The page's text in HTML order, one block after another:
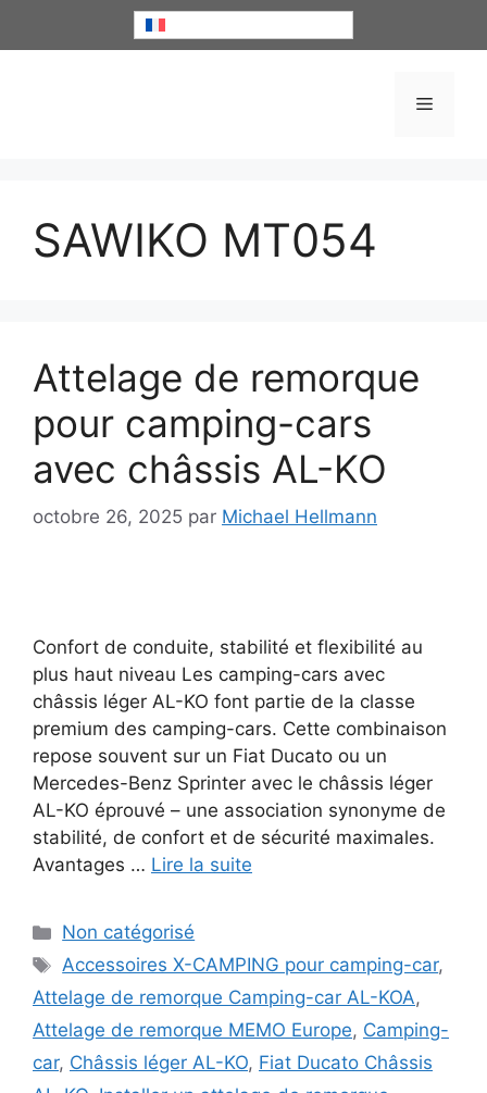
Menu
SAWIKO MT054
Attelage de remorque
pour camping-cars
avec châssis AL-KO
octobre 26, 2025 par Michael Hellmann
Confort de conduite, stabilité et flexibilité au
plus haut niveau Les camping-cars avec
châssis léger AL-KO font partie de la classe
premium des camping-cars. Cette combinaison
repose souvent sur un Fiat Ducato ou un
Mercedes-Benz Sprinter avec le châssis léger
AL-KO éprouvé – une association synonyme de
stabilité, de confort et de sécurité maximales.
Avantages … Lire la suite
Catégories
Non catégorisé
Étiquettes
Accessoires X-CAMPING pour camping-car,
Attelage de remorque Camping-car AL-KOA,
Attelage de remorque MEMO Europe, Camping-
car, Châssis léger AL-KO, Fiat Ducato Châssis